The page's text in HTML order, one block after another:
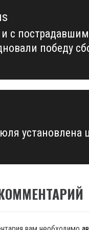
и с
победу
установлена